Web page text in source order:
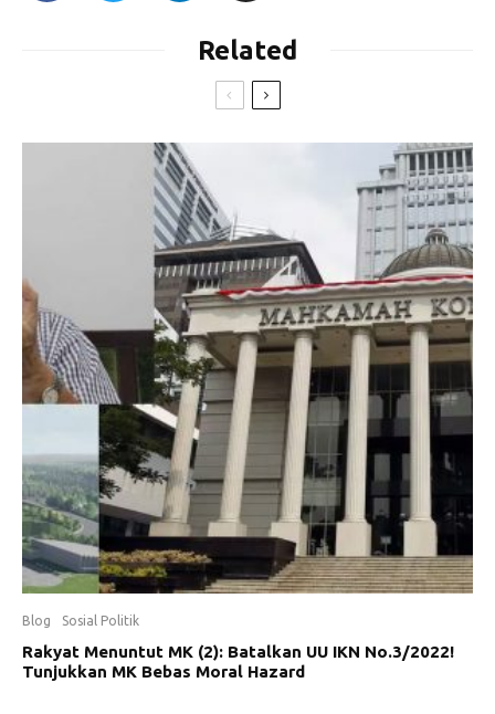
Related
Blog Sosial Politik
Rakyat Menuntut MK (2): Batalkan UU IKN No.3/2022!
Tunjukkan MK Bebas Moral Hazard